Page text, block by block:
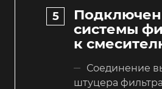
системы
к
Соединение
штуцера